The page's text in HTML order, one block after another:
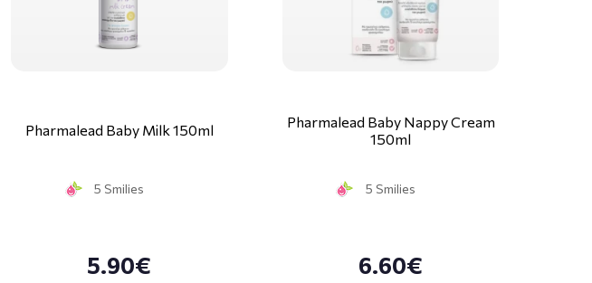
Pharmalead Baby Milk 150ml
5 Smilies
5.90€
Pharmalead Baby Nappy Cream
150ml
5 Smilies
6.60€